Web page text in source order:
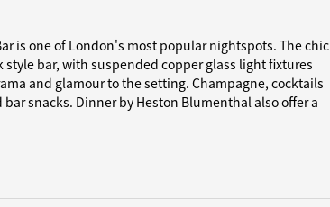
is one of London's most popular nightspots. The chic
bar, with suspended copper glass light fixtures
and glamour to the setting. Champagne, cocktails
snacks. Dinner by Heston Blumenthal also offer a